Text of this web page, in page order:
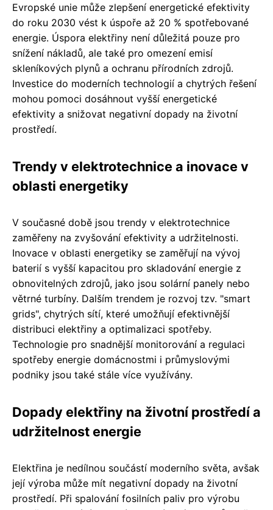
Evropské unie může zlepšení energetické efektivity
do roku 2030 vést k úspoře až 20 % spotřebované
energie. Úspora elektřiny není důležitá pouze pro
snížení nákladů, ale také pro omezení emisí
skleníkových plynů a ochranu přírodních zdrojů.
Investice do moderních technologií a chytrých řešení
mohou pomoci dosáhnout vyšší energetické
efektivity a snižovat negativní dopady na životní
prostředí.
Trendy v elektrotechnice a inovace v
oblasti energetiky
V současné době jsou trendy v elektrotechnice
zaměřeny na zvyšování efektivity a udržitelnosti.
Inovace v oblasti energetiky se zaměřují na vývoj
baterií s vyšší kapacitou pro skladování energie z
obnovitelných zdrojů, jako jsou solární panely nebo
větrné turbíny. Dalším trendem je rozvoj tzv. "smart
grids", chytrých sítí, které umožňují efektivnější
distribuci elektřiny a optimalizaci spotřeby.
Technologie pro snadnější monitorování a regulaci
spotřeby energie domácnostmi i průmyslovými
podniky jsou také stále více využívány.
Dopady elektřiny na životní prostředí a
udržitelnost energie
Elektřina je nedílnou součástí moderního světa, avšak
její výroba může mít negativní dopady na životní
prostředí. Při spalování fosilních paliv pro výrobu